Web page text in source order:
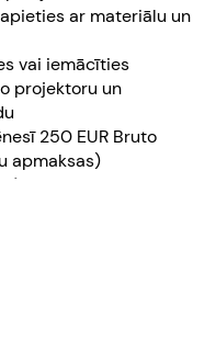
ar materiālu un
vai iemācīties
projektoru un
250 EUR Bruto
apmaksas)